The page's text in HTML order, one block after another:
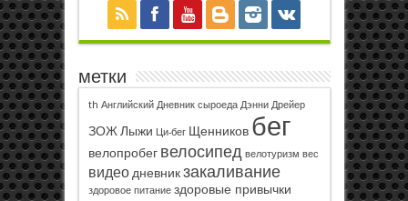
метки
th Английский Дневник сыроеда Дэнни Дрейер
ЗОЖ Лыжи Ци-бег Щенников бег
велопробег велосипед велотуризм вес
видео дневник закаливание
здоровое питание здоровые привычки